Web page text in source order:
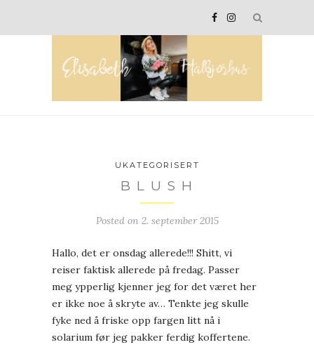
UKATEGORISERT
B L U S H
Posted on 2. september 2015
Hallo, det er onsdag allerede!!! Shitt, vi
reiser faktisk allerede på fredag. Passer
meg ypperlig kjenner jeg for det været her
er ikke noe å skryte av… Tenkte jeg skulle
fyke ned å friske opp fargen litt nå i
solarium før jeg pakker ferdig koffertene.